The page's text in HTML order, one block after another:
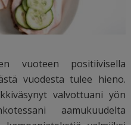
vuoteen positiivisella
vuodesta tulee hieno.
valvottuani yön
aamukuudelta